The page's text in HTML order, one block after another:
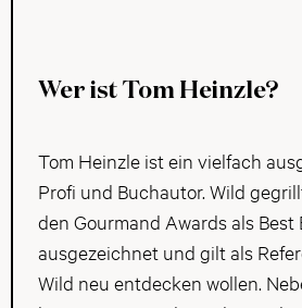
Wer ist Tom Heinzle?
Tom Heinzle ist ein vielfach
Profi und Buchautor. Wild
den Gourmand Awards als Best
ausgezeichnet und gilt als
Wild neu entdecken wollen.